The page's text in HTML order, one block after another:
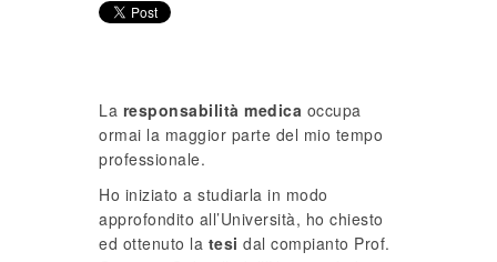
La responsabilità medica occupa
ormai la maggior parte del mio tempo
professionale.
Ho iniziato a studiarla in modo
approfondito all’Università, ho chiesto
ed ottenuto la tesi dal compianto Prof.